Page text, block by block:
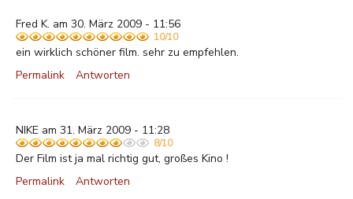
Fred K. am 30. März 2009 - 11:56
10/10
ein wirklich schöner film. sehr zu empfehlen.
Permalink
Antworten
NIKE am 31. März 2009 - 11:28
8/10
Der Film ist ja mal richtig gut, großes Kino !
Permalink
Antworten